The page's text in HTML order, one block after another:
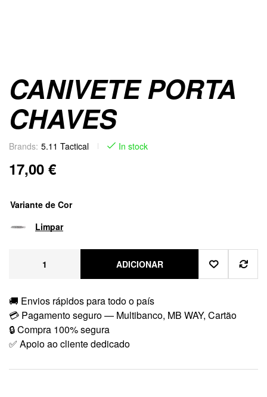
CANIVETE PORTA
CHAVES
Brands: 5.11 Tactical In stock
17,00 €
Variante de Cor
Limpar
ADICIONAR
🚚 Envios rápidos para todo o país
💳 Pagamento seguro — Multibanco, MB WAY, Cartão
🔒 Compra 100% segura
✅ Apoio ao cliente dedicado